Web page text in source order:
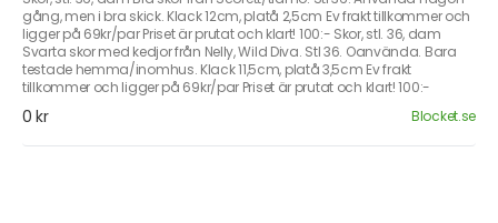
gång, men i bra skick. Klack 12cm, platå 2,5cm Ev frakt tillkommer och
ligger på 69kr/par Priset är prutat och klart! 100:- Skor, stl. 36, dam
Svarta skor med kedjor från Nelly, Wild Diva. Stl 36. Oanvända. Bara
testade hemma/inomhus. Klack 11,5cm, platå 3,5cm Ev frakt
tillkommer och ligger på 69kr/par Priset är prutat och klart! 100:-
0 kr Blocket.se